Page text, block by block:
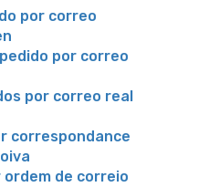
por correo
por correo
por correo real
correspondance
ordem de correio